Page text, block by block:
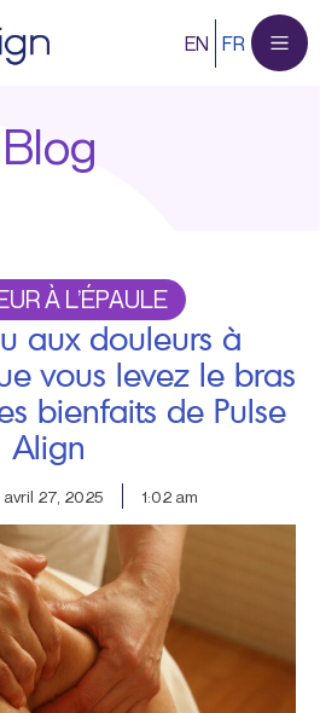
EN FR
Blog
À L’ÉPAULE
aux douleurs à
vous levez le bras
bienfaits de Pulse
Align
avril 27, 2025 1:02 am